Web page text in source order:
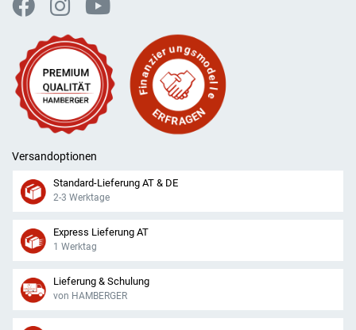
Versandoptionen
Standard-Lieferung AT & DE
2-3 Werktage
Express Lieferung AT
1 Werktag
Lieferung & Schulung
von HAMBERGER